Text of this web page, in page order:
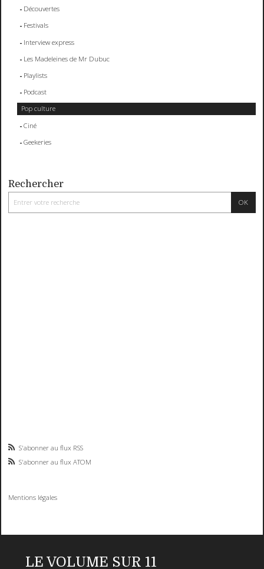
Découvertes
Festivals
Interview express
Les Madeleines de Mr Dubuc
Playlists
Podcast
Pop culture
Ciné
Geekeries
Rechercher
S'abonner au flux RSS
S'abonner au flux ATOM
Mentions légales
LE VOLUME SUR 11